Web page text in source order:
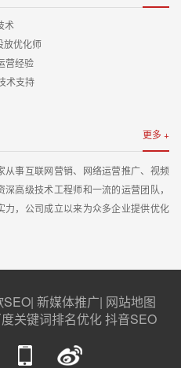
化师
经验
支持
更多 +
事互联网营销、网络运营推广、视频
高级技术工程师和一流的运营团队，
，公司成立以来为众多企业提供优化
SEO| 新媒体推广| 网站地图
关键词排名优化抖音SEO